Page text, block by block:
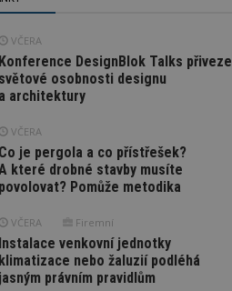
VČERA
Konference DesignBlok Talks přiveze
světové osobnosti designu
a architektury
VČERA
Co je pergola a co přístřešek?
které drobné stavby musíte
povolovat? Pomůže metodika
VČERA Firemní
Instalace venkovní jednotky
klimatizace nebo žaluzií podléhá
jasným právním pravidlům